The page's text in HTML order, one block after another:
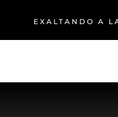
EXALTANDO A